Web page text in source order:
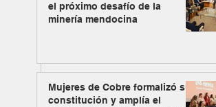
el próximo desafío de la
minería mendocina
Mujeres de Cobre formalizó su
constitución y amplía el